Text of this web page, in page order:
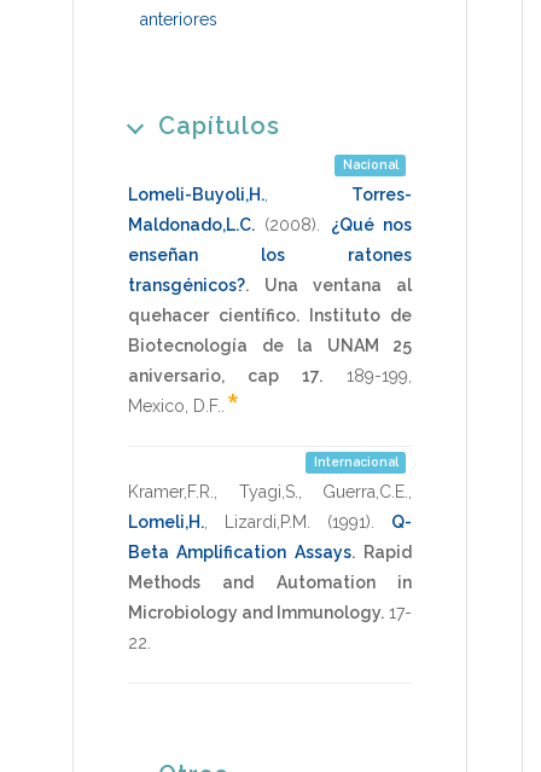
anteriores
Capítulos
Nacional
Lomeli-Buyoli,H.
Torres-
Maldonado,L.C. (2008)
¿Qué nos
enseñan los ratones
transgénicos?.
Una ventana al
quehacer científico. Instituto de
Biotecnología de la UNAM 25
aniversario, cap 17.
189-199
Mexico, D.F. *
Internacional
Kramer,F.R. Tyagi,S. Guerra,C.E.
Lomeli,H.
Lizardi,P.M. (1991)
Q-
Beta Amplification Assays. Rapid
Methods and Automation in
Microbiology and Immunology. 17-
22